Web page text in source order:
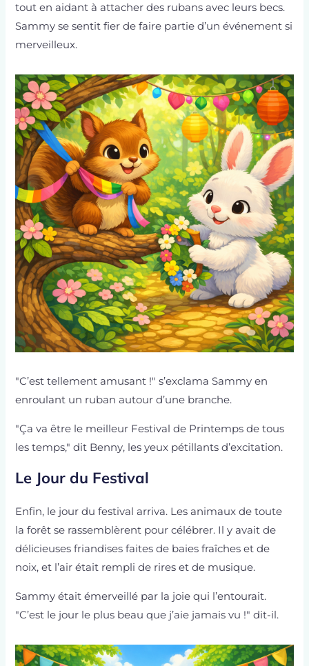
tout en aidant à attacher des rubans avec leurs becs.
Sammy se sentit fier de faire partie d’un événement si
merveilleux.
"C’est tellement amusant !" s’exclama Sammy en
enroulant un ruban autour d’une branche.
"Ça va être le meilleur Festival de Printemps de tous
les temps," dit Benny, les yeux pétillants d’excitation.
Le Jour du Festival
Enfin, le jour du festival arriva. Les animaux de toute
la forêt se rassemblèrent pour célébrer. Il y avait de
délicieuses friandises faites de baies fraîches et de
noix, et l’air était rempli de rires et de musique.
Sammy était émerveillé par la joie qui l’entourait.
"C’est le jour le plus beau que j’aie jamais vu !" dit-il.